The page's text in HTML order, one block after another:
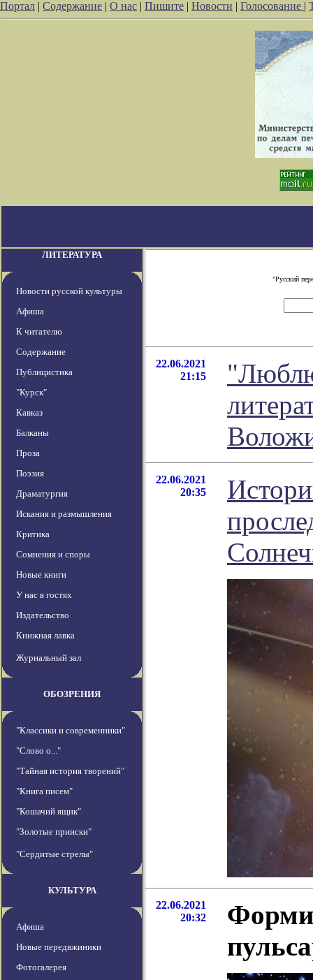
Портал | Содержание | О нас | Пишите | Новости | Голосование |
ЛИТЕРАТУРА
Новости русской культуры
Афиша
К читателю
Содержание
Публицистика
"Курск"
Кавказ
Балканы
Проза
Поэзия
Драматургия
Искания и размышления
Критика
Сомнения и споры
Новые книги
У нас в гостях
Издательство
Книжная лавка
Журнальный зал
ОБОЗРЕНИЯ
"Классики и современники"
"Слово о..."
"Тайная история творений"
"Книга писем"
"Кошачий ящик"
"Золотые прииски"
"Сердитые стрелы"
КУЛЬТУРА
Афиша
Новые передвжиники
Фотогалерея
"Русский
22.06.2021
21:15
22.06.2021
20:35
22.06.2021
20:32